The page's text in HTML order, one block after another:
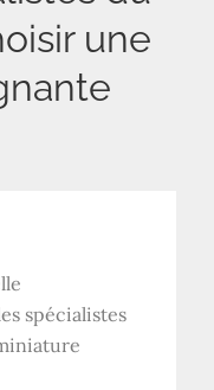
une
spécialistes